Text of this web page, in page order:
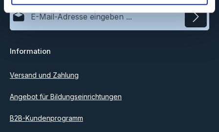
E-Mail-Adresse*
Ich habe dieDatenschutzbestimmungen
einverstanden.
Information
Versand und Zahlung
Angebot für Bildungseinrichtungen
B2B-Kundenprogramm